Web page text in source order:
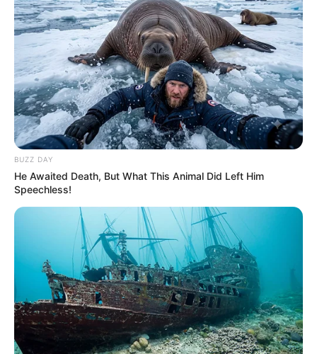
Suchen:
Auf einigen Seiten dieses Projektes sind Affiliate-
Angebote integriert. Wenn etwas darüber gebucht oder
gekauft wird, ist das eine Unterstützung, ohne dass sich
dadurch der Preis ändert.
BUZZ DAY
He Awaited Death, But What This Animal Did Left Him
Speechless!